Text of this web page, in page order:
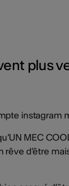
plus
instagram
MEC
rêve d’être